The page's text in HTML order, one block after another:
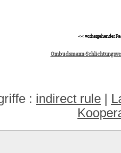
<< vorhergehender
Ombudsmann-
: indirect rule